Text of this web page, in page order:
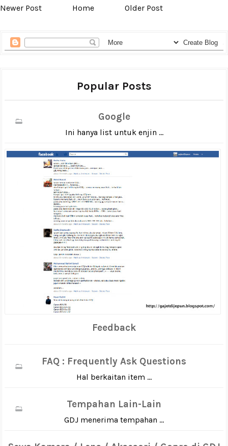
Newer Post Home Older Post
Popular Posts
Google
Ini hanya list untuk enjin ...
Feedback
FAQ : Frequently Ask Questions
Hal berkaitan item ...
Tempahan Lain-Lain
GDJ menerima tempahan ...